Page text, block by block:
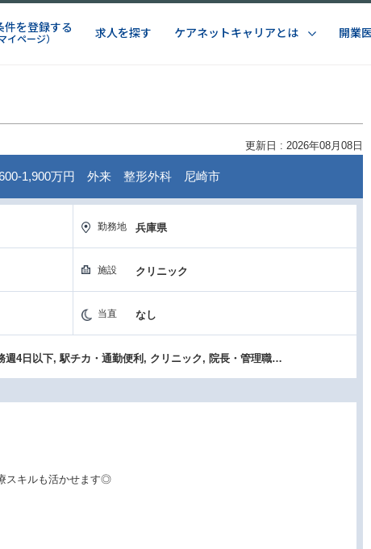
件を登録する
マイページ） 求人を探す ケアネットキャリアとは 開業
更新日 : 2026年08月08日
1,900万円 外来 整形外科 尼崎市
勤務地 兵庫県
施設 クリニック
当直 なし
高額年収（1800万円以上）, 勤務週4日以下, 駅チカ・通勤便利, クリニック, 院長・管理職募集
スキルも活かせます◎